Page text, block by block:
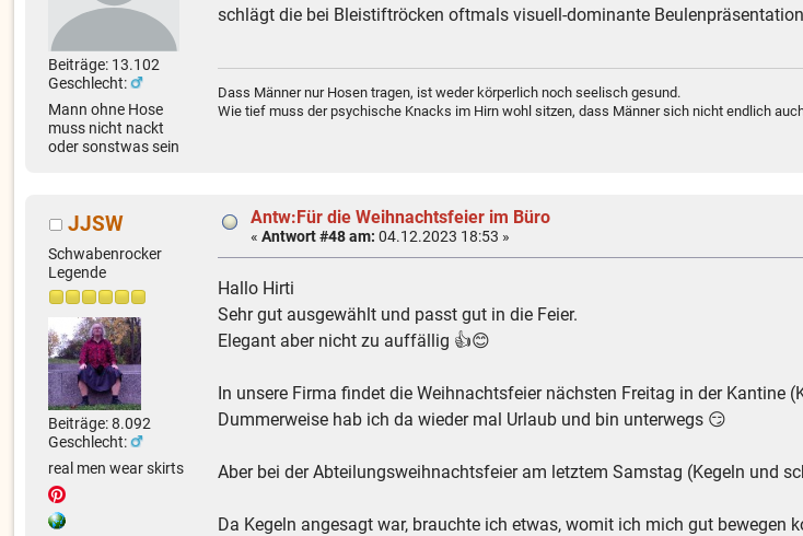
Beiträge: 13.102
Geschlecht:
Mann ohne Hose
muss nicht nackt
oder sonstwas sein
schlägt die bei Bleistiftröcken oftmals visuell-dominante
Dass Männer nur Hosen tragen, ist weder körperlich noch seelisch gesund.
Wie tief muss der psychische Knacks im Hirn wohl sitzen, dass Männer sich nicht endlich
JJSW
Schwabenrocker
Legende
Beiträge: 8.092
Geschlecht:
real men wear skirts
Antw:Für die Weihnachtsfeier im Büro
«Antwort #48 am: 04.12.2023 18:53 »
Hallo Hirti
Sehr gut ausgewählt und passt gut in die Feier.
Elegant aber nicht zu auffällig 👍😊
In unsere Firma findet die Weihnachtsfeier nächsten Freitag in der
Dummerweise hab ich da wieder mal Urlaub und bin unterwegs 😏
Aber bei der Abteilungsweihnachtsfeier am letztem Samstag (Kegeln und
Da Kegeln angesagt war, brauchte ich etwas, womit ich mich gut bewegen